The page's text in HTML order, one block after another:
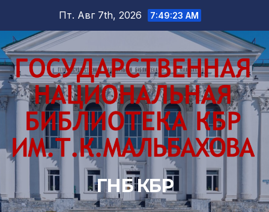
содержимому
Пт. Авг 7th, 2026 7:49:25 AM
ГНБ КБР